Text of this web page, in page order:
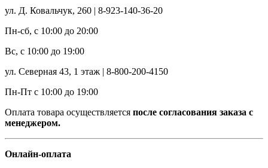
ул. Д. Ковальчук, 260 | 8-923-140-36-20
Пн-сб, с 10:00 до 20:00
Вс, с 10:00 до 19:00
ул. Северная 43, 1 этаж | 8-800-200-4150
Пн-Пт с 10:00 до 19:00
Оплата товара осуществляется после согласования заказа с
менеджером.
Онлайн-оплата